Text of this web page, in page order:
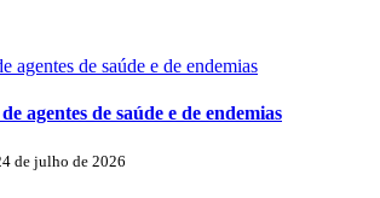
agentes de saúde e de endemias
agentes de saúde e de endemias
de julho de 2026